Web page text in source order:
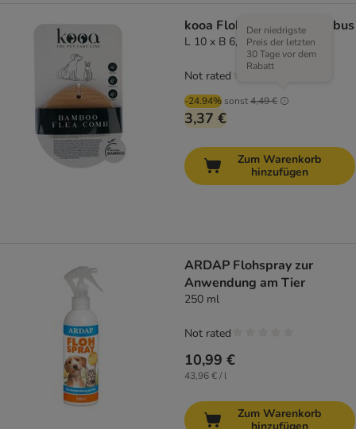
kooa Flohkamm aus Bambus
L 10 x B 6,7 x H 1 cm
-24.94% sonst4,49 €
Der niedrigste
Preis der letzten
30 Tage vor dem
Rabatt
3,37 €
Not rated
Zum Warenkorb
hinzufügen
ARDAP Flohspray zur
Anwendung am Tier
250 ml
10,99 €
43,96 € / l
Not rated
Zum Warenkorb